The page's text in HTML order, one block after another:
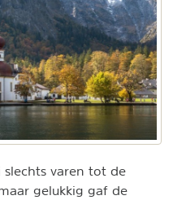
slechts varen tot de
gelukkig gaf de